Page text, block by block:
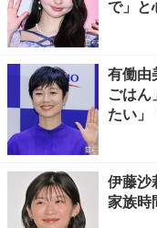
で」と
有働由
ごは
たい」
伊藤沙
家族時